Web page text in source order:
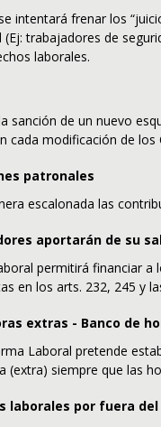
intentará frenar los
(Ej: trabajadores de
laborales.
sanción de un nuevo
cada modificación de
patronales
escalonada las
aportarán de su
permitirá financiar
en los arts. 232, 245 y
extras - Banco de
Laboral pretende
(extra) siempre que las
laborales por fuera